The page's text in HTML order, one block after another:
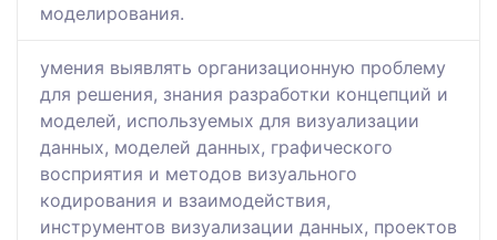
моделирования.
умения выявлять организационную проблему
для решения, знания разработки концепций и
моделей, используемых для визуализации
данных, моделей данных, графического
восприятия и методов визуального
кодирования и взаимодействия,
инструментов визуализации данных, проектов